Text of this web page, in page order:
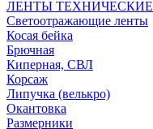
ЛЕНТЫ ТЕХНИЧЕСКИЕ
Светоотражающие ленты
Косая бейка
Брючная
Киперная, СВЛ
Корсаж
Липучка (велькро)
Окантовка
Размерники